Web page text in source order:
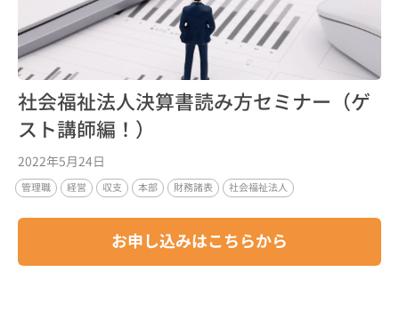
社会福祉法人決算書読み方セミナー（ゲ
スト講師編！）
2022年5月24日
管理職 経営 収支 本部 財務諸表 社会福祉法人
お申し込みはこちらから